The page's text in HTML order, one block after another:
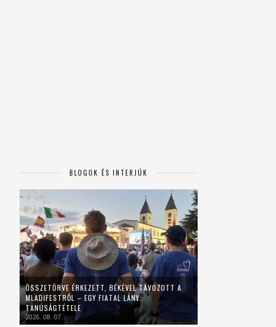
BLOGOK ÉS INTERJÚK
ÖSSZETÖRVE ÉRKEZETT, BÉKÉVEL TÁVOZOTT A
MLADIFESTRŐL – EGY FIATAL LÁNY
TANÚSÁGTÉTELE
2026. 08. 07.